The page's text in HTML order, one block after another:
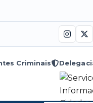
Criminais